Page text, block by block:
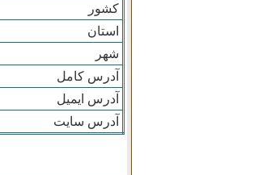
کشور
استان
شهر
آدرس کامل
آدرس ایمیل
آدرس سایت